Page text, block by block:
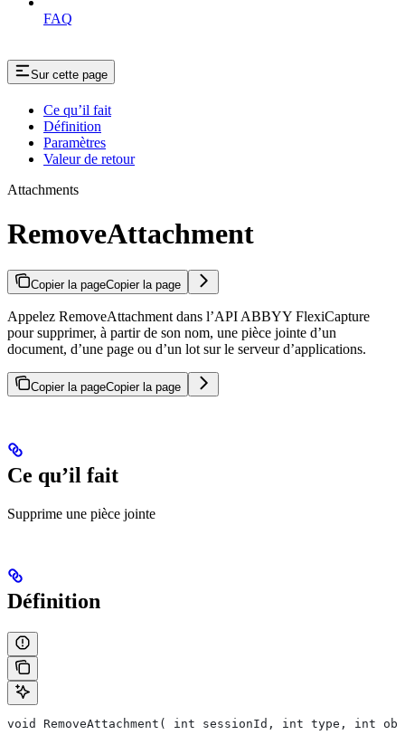
FAQ
Sur cette page
Ce qu’il fait
Définition
Paramètres
Valeur de retour
Attachments
RemoveAttachment
Copier la pageCopier la page
Appelez RemoveAttachment dans l’API ABBYY FlexiCapture
pour supprimer, à partir de son nom, une pièce jointe d’un
document, d’une page ou d’un lot sur le serveur d’applications.
Copier la pageCopier la page
Ce qu’il fait
Supprime une pièce jointe
Définition
void RemoveAttachment( int sessionId, int type,